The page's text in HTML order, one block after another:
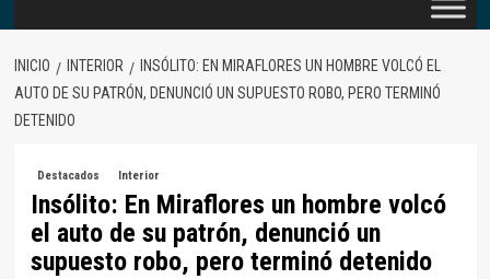
INICIO INTERIOR
INSÓLITO: EN MIRAFLORES UN HOMBRE VOLCÓ EL
AUTO DE SU PATRÓN, DENUNCIÓ UN SUPUESTO ROBO, PERO TERMINÓ
DETENIDO
Destacados Interior
Insólito: En Miraflores un hombre volcó
el auto de su patrón, denunció un
supuesto robo, pero terminó detenido